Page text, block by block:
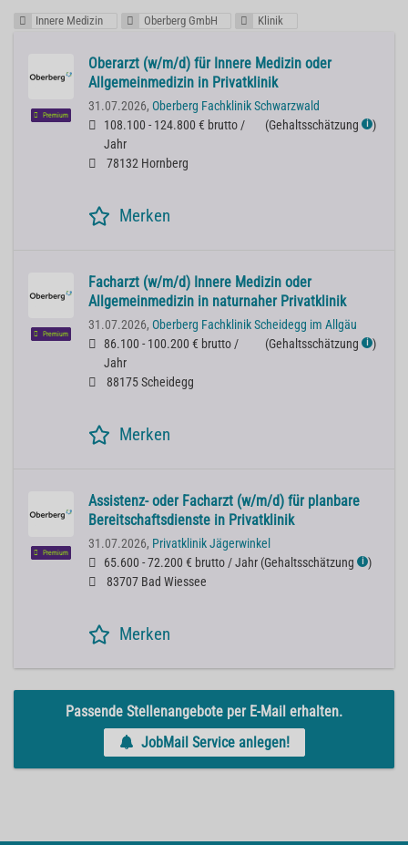
Innere Medizin Oberberg GmbH Klinik
Premium
Oberarzt (w/m/d) für Innere Medizin oder
Allgemeinmedizin in Privatklinik
31.07.2026, Oberberg Fachklinik Schwarzwald
108.100 - 124.800 € brutto /
Jahr
(Gehaltsschätzung ℹ )
78132 Hornberg
Merken
Premium
Facharzt (w/m/d) Innere Medizin oder
Allgemeinmedizin in naturnaher Privatklinik
31.07.2026, Oberberg Fachklinik Scheidegg im Allgäu
86.100 - 100.200 € brutto /
Jahr
(Gehaltsschätzung ℹ )
88175 Scheidegg
Merken
Premium
Assistenz- oder Facharzt (w/m/d) für planbare
Bereitschaftsdienste in Privatklinik
31.07.2026, Privatklinik Jägerwinkel
65.600 - 72.200 € brutto / Jahr (Gehaltsschätzung ℹ )
83707 Bad Wiessee
Merken
Passende Stellenangebote per E-Mail erhalten.
JobMail Service anlegen!